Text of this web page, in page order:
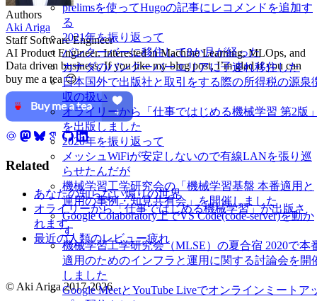
prelimsを使ってHugoの記事にレコメンドを追加す
る
2021年を振り返って
バンクーバーに移住して8か月が経った
カナダのバンクーバーエリアに子連れ移住した
日本国外で出版社と取引をする際の所得税の源泉
収の扱い
オライリーから「仕事ではじめる機械学習 第2版
を出版しました
2020年を振り返って
メッシュWiFiが安定しないので有線LANを張り巡
らせたんだが
機械学習工学研究会の「機械学習基盤 本番適用と
運用の事例・知見共有会」を開催しました
Google Colaboratory上でVS Code(code-server)を動か
す
機械学習工学研究会（MLSE）の夏合宿 2020で本
適用のためのインフラと運用に関する討論会を開
しました
Google MeetとYouTube Liveでオンラインミートア
Authors
Aki Ariga
Staff Software Engineer
AI Product Engineer. Interested in Machine Learning, MLOps, and
Data driven business. If you like my blog post, I’m glad if you can
buy me a tea 😉
Related
あなたの知らない煽りの世界
オライリーから「仕事ではじめる機械学習」が出版さ
れます
最近の人類のレビュー疲れ
© Aki Ariga 2017-2026